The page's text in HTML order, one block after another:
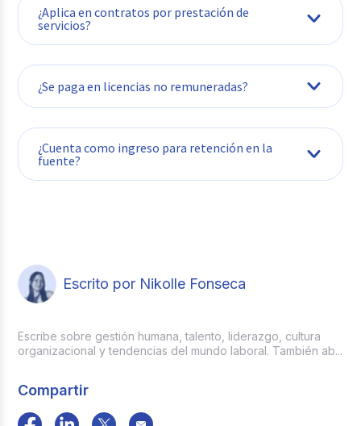
relación
laboral
¿Aplica en contratos por prestación de
servicios?
¿Se paga en licencias no remuneradas?
¿Cuenta como ingreso para retención en la
fuente?
Escrito por Nikolle Fonseca
Escribe sobre gestión humana, talento, liderazgo, cultura
organizacional y tendencias del mundo laboral. También ab...
Compartir